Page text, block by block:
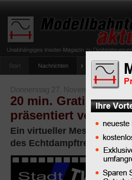
Start Nachrichten Tipps
umfrage-viessmann-multiprotokoll-lichtdecoder
Donnerstag 27. November 2008
20 min. Gratisfilm
präsentiert von
Ein virtueller
des Echtdampftreffens